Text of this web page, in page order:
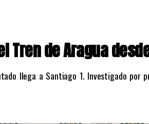
Tren de Aragua
llega a Santiago 1. Investigado por